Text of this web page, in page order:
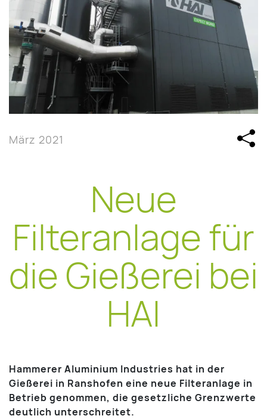
März 2021
Neue
Filteranlage für
die Gießerei bei
HAI
Hammerer Aluminium Industries hat in der
Gießerei in Ranshofen eine neue Filteranlage in
Betrieb genommen, die gesetzliche Grenzwerte
deutlich unterschreitet.